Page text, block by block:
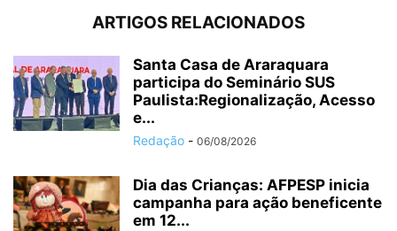
ARTIGOS RELACIONADOS
Santa Casa de Araraquara
participa do Seminário SUS
Paulista:Regionalização, Acesso
e...
Redação - 06/08/2026
Dia das Crianças: AFPESP inicia
campanha para ação beneficente
em 12...